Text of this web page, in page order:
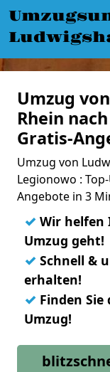
Umzug
Rhein
Gratis-
Umzug von
Legionowo :
Angebote in 3
✓ Wir helfen
Umzug geht!
✓ Schnell &
erhalten!
✓ Finden
Umzug!